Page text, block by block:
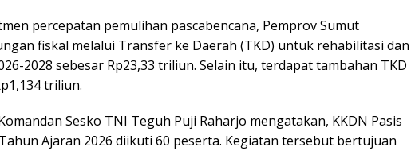
percepatan pemulihan pascabencana, Pemprov Sumut
fiskal melalui Transfer ke Daerah (TKD) untuk rehabilitasi dan
2028 sebesar Rp23,33 triliun. Selain itu, terdapat tambahan TKD
triliun.
Sesko TNI Teguh Puji Raharjo mengatakan, KKDN Pasis
Ajaran 2026 diikuti 60 peserta. Kegiatan tersebut bertujuan